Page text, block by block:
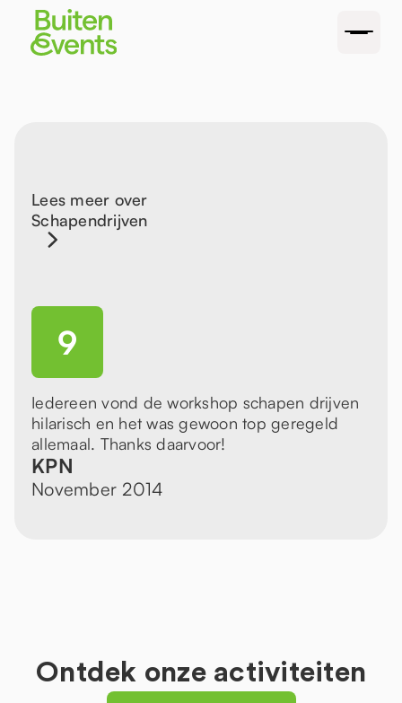
Lees meer over
Schapendrijven
9
Iedereen vond de workshop schapen drijven
hilarisch en het was gewoon top geregeld
allemaal. Thanks daarvoor!
KPN
November 2014
Ontdek onze activiteiten